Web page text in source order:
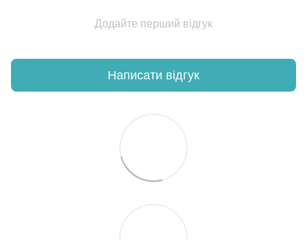
Додайте перший відгук
Написати відгук